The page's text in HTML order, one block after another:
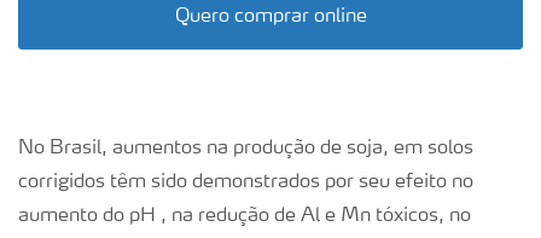
Quero comprar online
No Brasil, aumentos na produção de soja, em solos
corrigidos têm sido demonstrados por seu efeito no
aumento do pH , na redução de Al e Mn tóxicos, no